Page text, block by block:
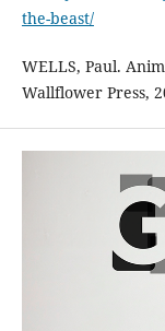
the-beast/
WELLS, Paul.
Wallflower Press,